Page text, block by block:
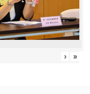
› »